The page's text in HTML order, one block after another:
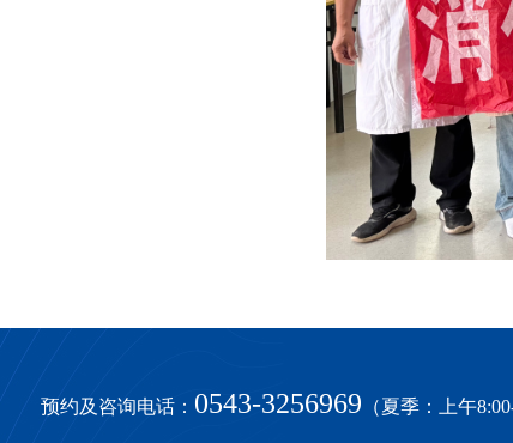
预约及咨询电话： 0543-3256969 （夏季：上午